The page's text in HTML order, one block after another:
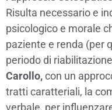
Risulta necessario e
psicologico e morale
paziente e renda (per
periodo di
Carollo,con un
tratti caratteriali, la
verbale, per